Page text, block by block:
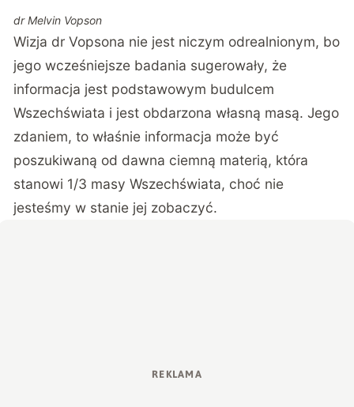
dr Melvin Vopson
Wizja dr Vopsona nie jest niczym odrealnionym, bo
jego wcześniejsze badania sugerowały, że
informacja jest podstawowym budulcem
Wszechświata i jest obdarzona własną masą. Jego
zdaniem, to właśnie informacja może być
poszukiwaną od dawna ciemną materią, która
stanowi 1/3 masy Wszechświata, choć nie
jesteśmy w stanie jej zobaczyć.